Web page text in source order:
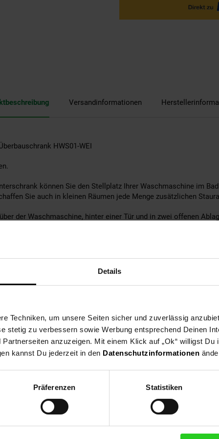
Details
Techniken, um unsere Seiten sicher und zuverlässig
stetig zu verbessern sowie Werbung entsprechend Deinen
anzuzeigen. Mit einem Klick auf „Ok“ willigst Du
kannst Du jederzeit in den Datenschutzinformationen
Präferenzen Statistiken
Versandinformationen
HWS01-WEI
können Sie den Stellplatz Ihrer Waschmaschine im
Sie auch in kleinen Räumen jede Menge zusätzlichen
der Waschmaschine, hinter einer Tür und in zwei offenen
des Schranks, befindet sich ein verstellbarer Fachboden, der ein
ist der Schrank vielseitig kombinierbar und passt sich ideal
cm